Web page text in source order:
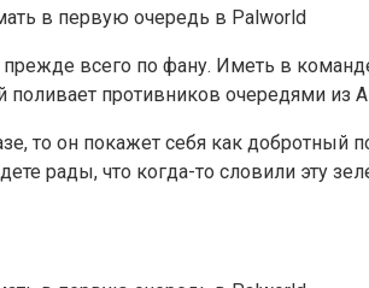
прежде всего по фану. Иметь в
противников очередями
то он покажет себя как
рады, что когда-то словили эту